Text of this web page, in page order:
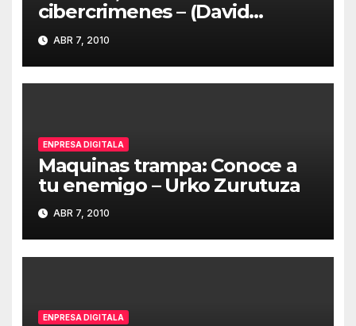
cibercrimenes – (David
Barroso – S21sec)
ABR 7, 2010
ENPRESA DIGITALA
Maquinas trampa: Conoce a
tu enemigo – Urko Zurutuza
ABR 7, 2010
ENPRESA DIGITALA